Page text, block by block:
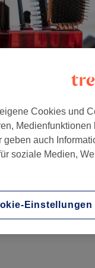
Cookies und
geben auch
soziale Medien,
Einstellungen